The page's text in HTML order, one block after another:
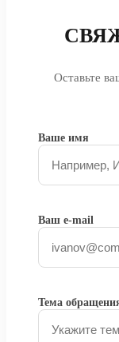
Оставьте
Ваше имя
Ваш e-mail
Тема